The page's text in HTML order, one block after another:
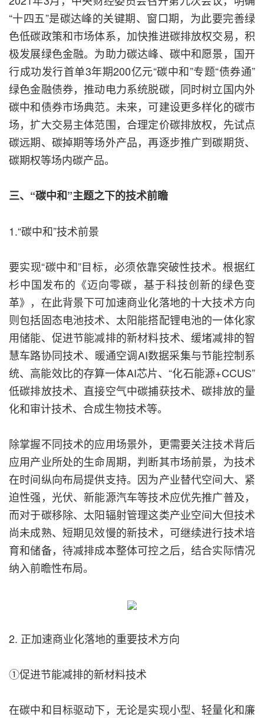
“十四五”是碳达峰的关键期、窗口期，为此要完善绿
色低碳政策和市场体系，加快推进碳排放权交易，积
极发展绿色金融。为助力碳达峰、碳中和愿景，国开
行成功发行首单3年期200亿元“碳中和”专题“债券通”
绿色金融债券，推动电力系统脱碳，同时树立国内外
碳中和债券市场典范。未来，可建设更多样化的碳市
场，扩大交易主体范围，合理定价碳排放权，先试点
碳远期、碳掉期等场外产品，再逐步推广到碳期货、
碳期权等场内碳产品。
三、“碳中和”主题之下的技术前瞻
1.“碳中和”技术前景
要实现“碳中和”目标，必须依靠突破性技术。根据红
杉中国发布的《迈向零碳，基于科技创新的绿色变
革》，在此背景下可加速商业化落地的十大技术方向
则包括固态电池技术、太阳能搭配锂电池的一体化家
用储能、促进节能减排的新材料技术、缓堵减排的智
慧车路协同技术、暖通空调AI数据采集与节能控制系
统、高能效比的存算一体AI芯片、“化石能源+CCUS”
低碳排放技术、直接空气中碳捕获技术、碳排放的量
化和审计技术、合成生物技术等。
除掌握不同技术的应用场景外，更需要关注技术背后
应用产业所处的生命周期，判断其市场前景，为技术
在时间纵向布局提供支持。因为产业替代空间大、紧
迫性强，光伏、新能源汽车等技术应优先推广普及，
而对于碳移除、太阳辐射管理这类产业空间大但技术
尚未成熟、短期见效慢的新技术，可继续进行技术培
育和储备，待减排成本整体可控之后，结合实际情况
纳入前瞻性布局。
2. 正加速商业化落地的重要技术方向
①促进节能减排的新材料技术
在碳中和目标驱动下，无论是实现小型、轻量化和廉